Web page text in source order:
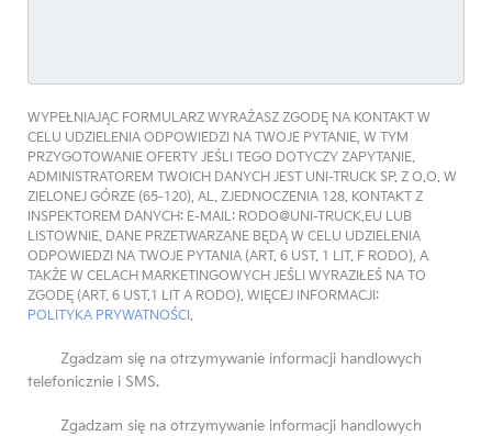
WYPEŁNIAJĄC FORMULARZ WYRAŻASZ ZGODĘ NA KONTAKT W
CELU UDZIELENIA ODPOWIEDZI NA TWOJE PYTANIE, W TYM
PRZYGOTOWANIE OFERTY JEŚLI TEGO DOTYCZY ZAPYTANIE.
ADMINISTRATOREM TWOICH DANYCH JEST UNI-TRUCK SP. Z O.O. W
ZIELONEJ GÓRZE (65-120), AL. ZJEDNOCZENIA 128. KONTAKT Z
INSPEKTOREM DANYCH: E-MAIL: RODO@UNI-TRUCK.EU LUB
LISTOWNIE. DANE PRZETWARZANE BĘDĄ W CELU UDZIELENIA
ODPOWIEDZI NA TWOJE PYTANIA (ART. 6 UST. 1 LIT. F RODO), A
TAKŻE W CELACH MARKETINGOWYCH JEŚLI WYRAZIŁEŚ NA TO
ZGODĘ (ART. 6 UST.1 LIT A RODO). WIĘCEJ INFORMACJI:
POLITYKA PRYWATNOŚCI.
Zgadzam się na otrzymywanie informacji handlowych
telefonicznie i SMS.
Zgadzam się na otrzymywanie informacji handlowych